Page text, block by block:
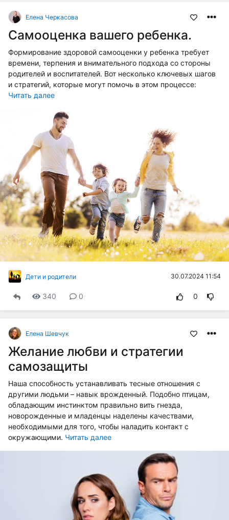
Елена Черкасова
Самооценка вашего ребенка.
Формирование здоровой самооценки у ребенка требует
времени, терпения и внимательного подхода со стороны
родителей и воспитателей. Вот несколько ключевых шагов
и стратегий, которые могут помочь в этом процессе:
Читать далее
Дети и родители 30.07.2024 11:54
340 0 0
Елена Шевчук
Желание любви и стратегии
самозащиты
Наша способность устанавливать тесные отношения с
другими людьми – навык врожденный. Подобно птицам,
обладающим инстинктом правильно вить гнезда,
новорожденные и младенцы наделены качествами,
необходимыми для того, чтобы наладить контакт с
окружающими. Читать далее